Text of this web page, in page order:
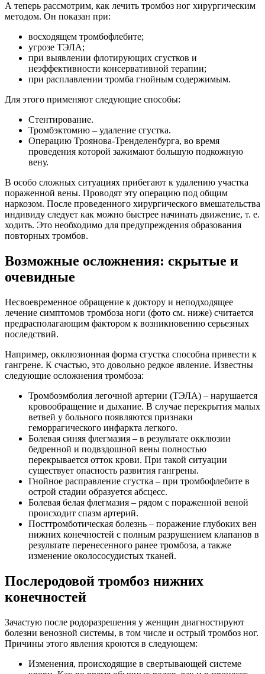
А теперь рассмотрим, как лечить тромбоз ног хирургическим
методом. Он показан при:
восходящем тромбофлебите;
угрозе ТЭЛА;
при выявлении флотирующих сгустков и
неэффективности консервативной терапии;
при расплавлении тромба гнойным содержимым.
Для этого применяют следующие способы:
Стентирование.
Тромбэктомию – удаление сгустка.
Операцию Троянова-Тренделенбурга, во время
проведения которой зажимают большую подкожную
вену.
В особо сложных ситуациях прибегают к удалению участка
пораженной вены. Проводят эту операцию под общим
наркозом. После проведенного хирургического вмешательства
индивиду следует как можно быстрее начинать движение, т. е.
ходить. Это необходимо для предупреждения образования
повторных тромбов.
Возможные осложнения: скрытые и
очевидные
Несвоевременное обращение к доктору и неподходящее
лечение симптомов тромбоза ноги (фото см. ниже) считается
предрасполагающим фактором к возникновению серьезных
последствий.
Например, окклюзионная форма сгустка способна привести к
гангрене. К счастью, это довольно редкое явление. Известны
следующие осложнения тромбоза:
Тромбоэмболия легочной артерии (ТЭЛА) – нарушается
кровообращение и дыхание. В случае перекрытия малых
ветвей у больного появляются признаки
геморрагического инфаркта легкого.
Болевая синяя флегмазия – в результате окклюзии
бедренной и подвздошной вены полностью
перекрывается отток крови. При такой ситуации
существует опасность развития гангрены.
Гнойное расправление сгустка – при тромбофлебите в
острой стадии образуется абсцесс.
Болевая белая флегмазия – рядом с пораженной веной
происходит спазм артерий.
Посттромботическая болезнь – поражение глубоких вен
нижних конечностей с полным разрушением клапанов в
результате перенесенного ранее тромбоза, а также
изменение околососудистых тканей.
Послеродовой тромбоз нижних
конечностей
Зачастую после родоразрешения у женщин диагностируют
болезни венозной системы, в том числе и острый тромбоз ног.
Причины этого явления кроются в следующем:
Изменения, происходящие в свертывающей системе